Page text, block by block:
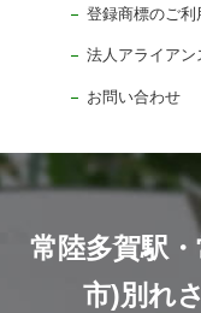
登録商標のご利
法人アライアン
お問い合わせ
常陸多賀駅
市)別れ